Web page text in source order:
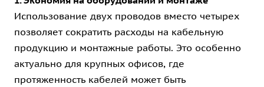
Использование двух проводов вместо четырех
позволяет сократить расходы на кабельную
продукцию и монтажные работы. Это особенно
актуально для крупных офисов, где
протяженность кабелей может быть